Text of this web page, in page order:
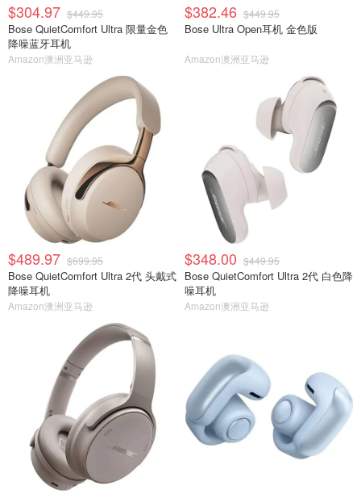
$304.97 $449.95
Bose QuietComfort Ultra 限量金色
降噪蓝牙耳机
Amazon澳洲亚马逊
$382.46 $449.95
Bose Ultra Open耳机 金色版
Amazon澳洲亚马逊
$489.97 $699.95
Bose QuietComfort Ultra 2代 头戴式
降噪耳机
Amazon澳洲亚马逊
$348.00 $449.95
Bose QuietComfort Ultra 2代 白色降
噪耳机
Amazon澳洲亚马逊